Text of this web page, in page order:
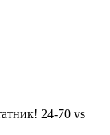
24-70 vs